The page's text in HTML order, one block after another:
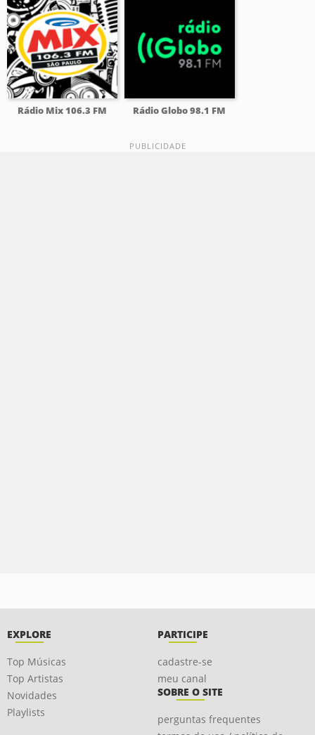
Rádio Mix 106.3 FM Rádio Globo 98.1 FM
EXPLORE
Top Músicas
Top Artistas
Novidades
Playlists
PARTICIPE
cadastre-se
meu canal
SOBRE O SITE
perguntas frequentes